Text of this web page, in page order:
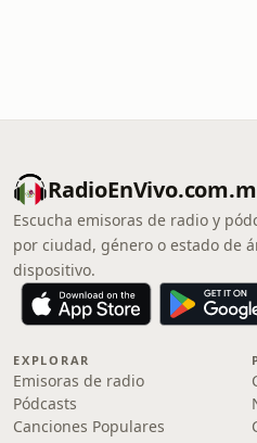
Escucha emisoras de radio y
por ciudad, género o estado de
dispositivo.
EXPLORAR
Emisoras de radio
Pódcasts
Canciones Populares